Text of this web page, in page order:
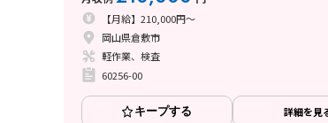
【月給】210,000円～
岡山県倉敷市
軽作業、検査
60256-00
キープする 詳細を見